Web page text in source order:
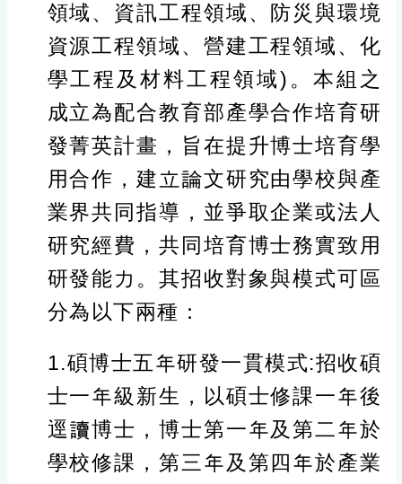
領域、資訊工程領域、防災與環境
資源工程領域、營建工程領域、化
學工程及材料工程領域)。本組之
成立為配合教育部產學合作培育研
發菁英計畫，旨在提升博士培育學
用合作，建立論文研究由學校與產
業界共同指導，並爭取企業或法人
研究經費，共同培育博士務實致用
研發能力。其招收對象與模式可區
分為以下兩種：
1.碩博士五年研發一貫模式:招收碩
士一年級新生，以碩士修課一年後
逕讀博士，博士第一年及第二年於
學校修課，第三年及第四年於產業